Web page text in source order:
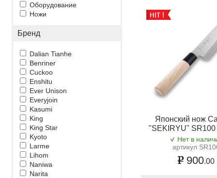
Оборудование
Ножи
Бренд
Dalian Tianhe
Benriner
Cuckoo
Enshitu
Ever Unison
Everyjoin
Kasumi
King
King Star
Kyoto
Larme
Lihom
Naniwa
Narita
Японский нож
"SEKIRYU"
Нет в
артикул
900.00